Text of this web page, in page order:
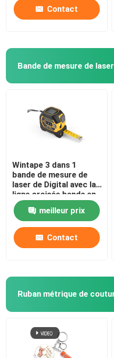
Produits
Visite d'usine
Contact
Bande de mesure de laser
Wintape 3 dans 1
bande de mesure de
laser de Digital avec la
ligne croisée bande en
acier traditionnelle de
laser
meilleur prix
Contact